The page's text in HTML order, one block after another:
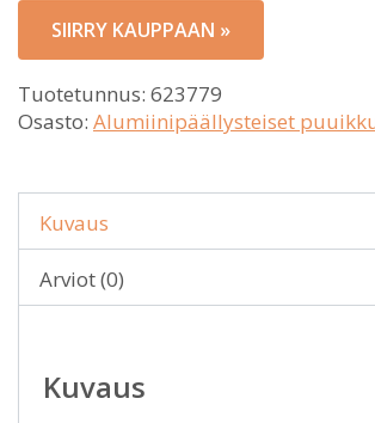
SIIRRY KAUPPAAN »
Tuotetunnus: 623779
Osasto: Alumiinipäällysteiset
Kuvaus
Arviot (0)
Kuvaus